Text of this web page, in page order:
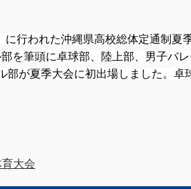
行われた沖縄県高校総体定通制夏
を筆頭に卓球部、陸上部、男子バ
が夏季大会に初出場しました。卓
大会